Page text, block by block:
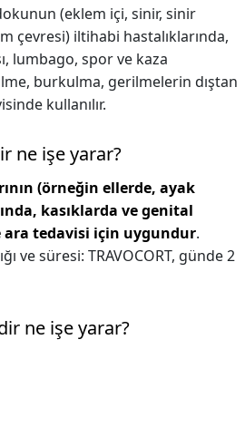
(eklem içi, sinir, sinir
çevresi) iltihabi hastalıklarında,
lumbago, spor ve kaza
burkulma, gerilmelerin dıştan
kullanılır.
ne işe yarar?
(örneğin ellerde, ayak
kasıklarda ve genital
ara tedavisi için uygundur.
ve süresi: TRAVOCORT, günde 2
ne işe yarar?